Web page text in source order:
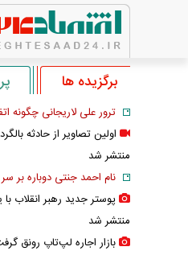
برگزیده ها
ترور علی لاریجانی چگونه
اولین تصاویر از حادثه
منتشر شد
نام احمد جنتی دوباره بر سر
پوستر جدید رهبر انقلاب
منتشر شد
بازار اجاره لپ‌تاپ رونق